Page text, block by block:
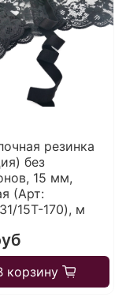
резинка
без
15 мм,
(Арт:
15T-170), м
корзину